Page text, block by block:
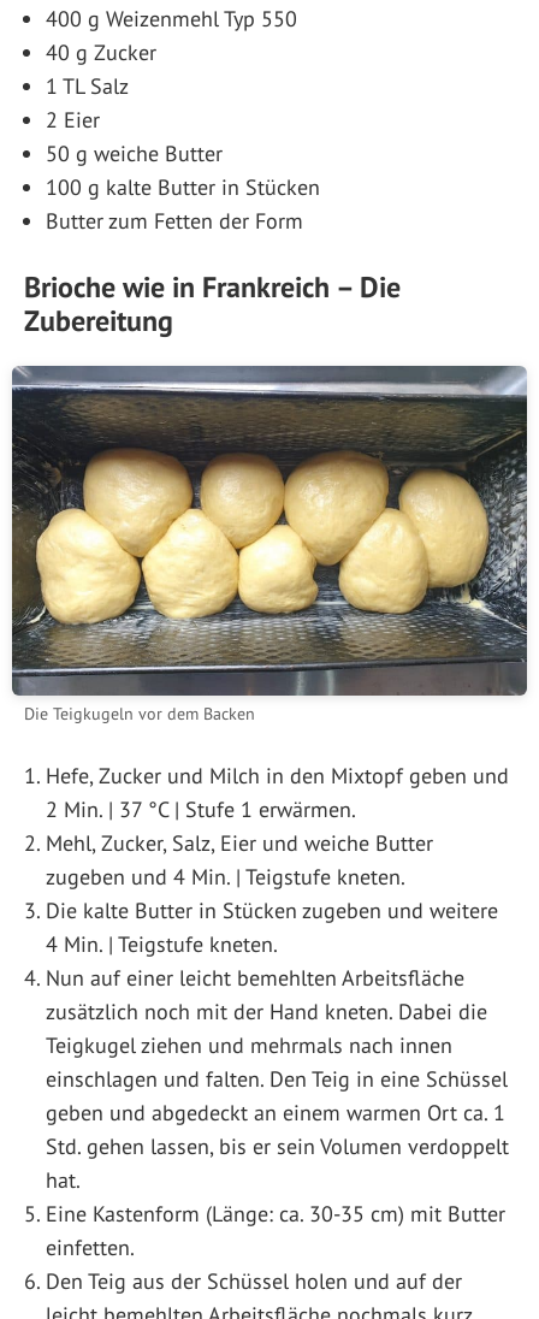
400 g Weizenmehl Typ 550
40 g Zucker
1 TL Salz
2 Eier
50 g weiche Butter
100 g kalte Butter in Stücken
Butter zum Fetten der Form
Brioche wie in Frankreich – Die
Zubereitung
Die Teigkugeln vor dem Backen
Hefe, Zucker und Milch in den Mixtopf geben und
2 Min. | 37 °C | Stufe 1 erwärmen.
Mehl, Zucker, Salz, Eier und weiche Butter
zugeben und 4 Min. | Teigstufe kneten.
Die kalte Butter in Stücken zugeben und weitere
4 Min. | Teigstufe kneten.
Nun auf einer leicht bemehlten Arbeitsfläche
zusätzlich noch mit der Hand kneten. Dabei die
Teigkugel ziehen und mehrmals nach innen
einschlagen und falten. Den Teig in eine Schüssel
geben und abgedeckt an einem warmen Ort ca. 1
Std. gehen lassen, bis er sein Volumen verdoppelt
hat.
Eine Kastenform (Länge: ca. 30-35 cm) mit Butter
einfetten.
Den Teig aus der Schüssel holen und auf der